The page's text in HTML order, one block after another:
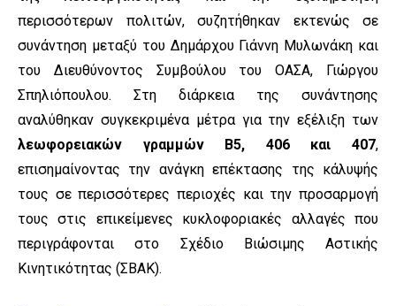
περισσότερων πολιτών, συζητήθηκαν εκτενώς σε
συνάντηση μεταξύ του Δημάρχου Γιάννη Μυλωνάκη και
του Διευθύνοντος Συμβούλου του ΟΑΣΑ, Γιώργου
Σπηλιόπουλου. Στη διάρκεια της συνάντησης
αναλύθηκαν συγκεκριμένα μέτρα για την εξέλιξη των
λεωφορειακών γραμμών Β5, 406 και 407,
επισημαίνοντας την ανάγκη επέκτασης της κάλυψής
τους σε περισσότερες περιοχές και την προσαρμογή
τους στις επικείμενες κυκλοφοριακές αλλαγές που
περιγράφονται στο Σχέδιο Βιώσιμης Αστικής
Κινητικότητας (ΣΒΑΚ).